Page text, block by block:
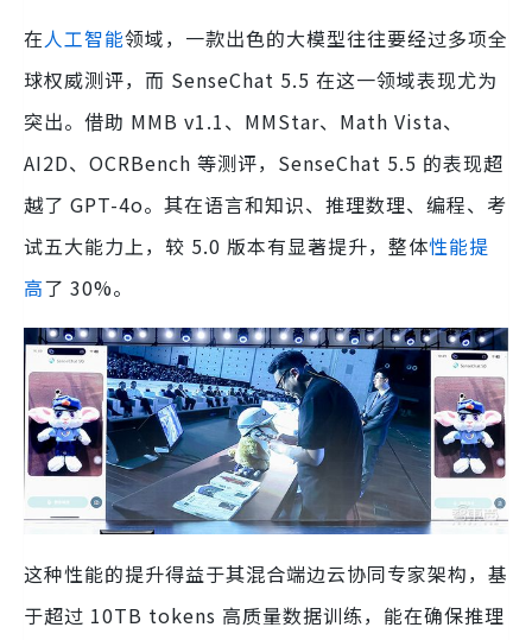
在人工智能领域，一款出色的大模型往往要经过多项全
球权威测评，而 SenseChat 5.5 在这一领域表现尤为
突出。借助 MMB v1.1、MMStar、Math Vista、
AI2D、OCRBench 等测评，SenseChat 5.5 的表现超
越了 GPT-4o。其在语言和知识、推理数理、编程、考
试五大能力上，较 5.0 版本有显著提升，整体性能提
高了 30%。
这种性能的提升得益于其混合端边云协同专家架构，基
于超过 10TB tokens 高质量数据训练，能在确保推理